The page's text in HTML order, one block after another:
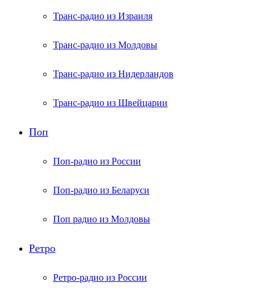
Транс-радио из Израиля
Транс-радио из Молдовы
Транс-радио из Нидерландов
Транс-радио из Швейцарии
Поп
Поп-радио из России
Поп-радио из Беларуси
Поп радио из Молдовы
Ретро
Ретро-радио из России